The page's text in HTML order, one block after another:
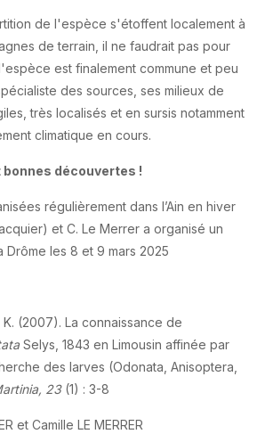
de l'espèce s'étoffent localement à
de terrain, il ne faudrait pas pour
est finalement commune et peu
des sources, ses milieux de
très localisés et en sursis notamment
climatique en cours.
découvertes !
régulièrement dans l’Ain en hiver
et C. Le Merrer a organisé un
Drôme les 8 et 9 mars 2025
K. (2007). La connaissance de
Selys, 1843 en Limousin affinée par
des larves (Odonata, Anisoptera,
23(1) : 3-8
et Camille LE MERRER